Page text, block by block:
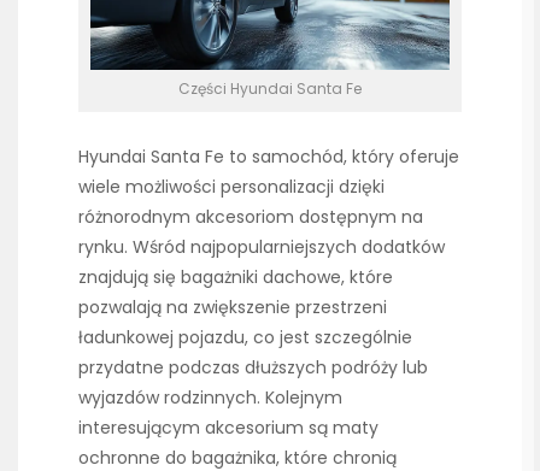
Części Hyundai Santa Fe
Hyundai Santa Fe to samochód, który oferuje
wiele możliwości personalizacji dzięki
różnorodnym akcesoriom dostępnym na
rynku. Wśród najpopularniejszych dodatków
znajdują się bagażniki dachowe, które
pozwalają na zwiększenie przestrzeni
ładunkowej pojazdu, co jest szczególnie
przydatne podczas dłuższych podróży lub
wyjazdów rodzinnych. Kolejnym
interesującym akcesorium są maty
ochronne do bagażnika, które chronią